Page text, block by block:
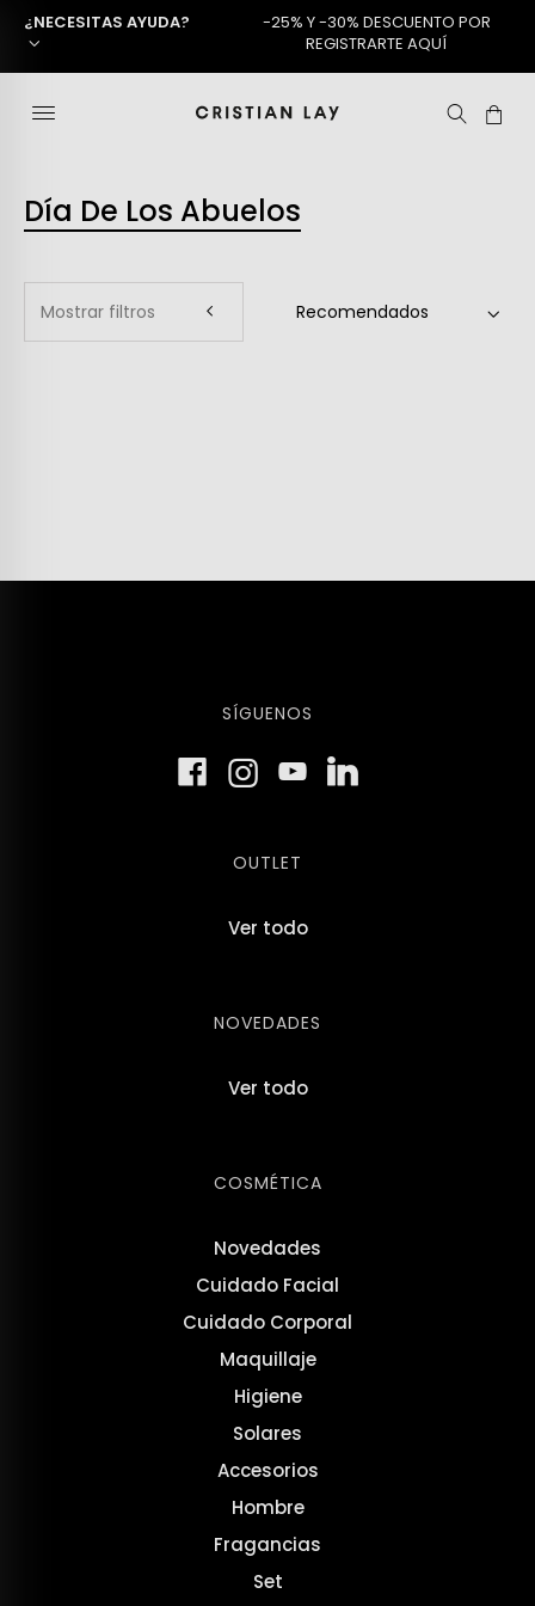
¿NECESITAS AYUDA?
-25% Y -30% DESCUENTO POR
REGISTRARTE AQUÍ
Día De Los Abuelos
Mostrar filtros
SÍGUENOS
OUTLET
Ver todo
NOVEDADES
Ver todo
COSMÉTICA
Novedades
Cuidado Facial
Cuidado Corporal
Maquillaje
Higiene
Solares
Accesorios
Hombre
Fragancias
Set